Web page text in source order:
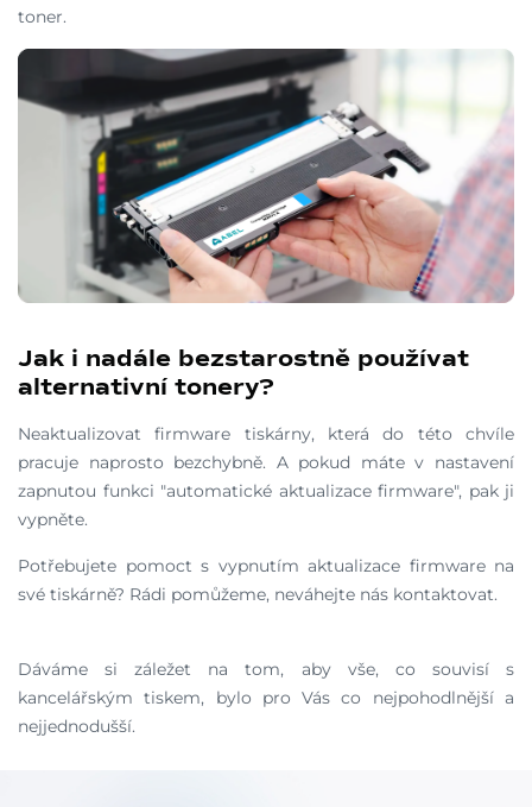
toner.
Jak i nadále bezstarostně používat
alternativní tonery?
Neaktualizovat firmware tiskárny, která do této chvíle
pracuje naprosto bezchybně. A pokud máte v nastavení
zapnutou funkci "automatické aktualizace firmware", pak ji
vypněte.
Potřebujete pomoct s vypnutím aktualizace firmware na
své tiskárně? Rádi pomůžeme, neváhejte nás kontaktovat.
Dáváme si záležet na tom, aby vše, co souvisí s
kancelářským tiskem, bylo pro Vás co nejpohodlnější a
nejjednodušší.